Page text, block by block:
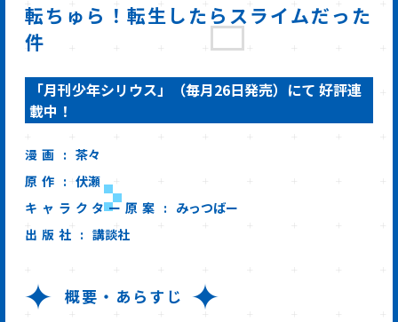
転ちゅら！転生したらスライムだった
件
「月刊少年シリウス」（毎月26日発売）にて 好評連
載中！
漫画
茶々
原作
伏瀬
キャラクター原案
みっつばー
出版社
講談社
概要・あらすじ